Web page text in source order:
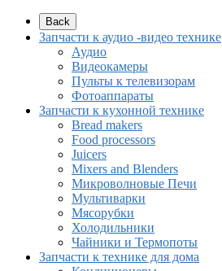
Back
Запчасти к аудио -видео технике
Аудио
Видеокамеры
Пульты к телевизорам
Фотоаппараты
Запчасти к кухонной технике
Bread makers
Food processors
Juicers
Mixers and Blenders
Микроволновые Печи
Мультиварки
Мясорубки
Холодильники
Чайники и Термопоты
Запчасти к технике для дома